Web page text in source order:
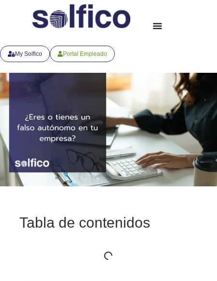
My Solfico Portal Empleado
Tabla de contenidos